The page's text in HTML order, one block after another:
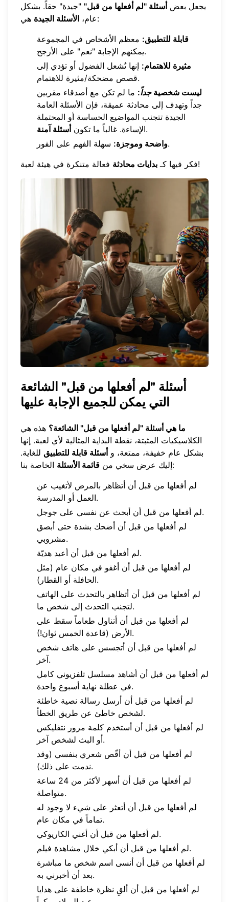
يجعل بعضأسئلة "لم أفعلها من قبل" "جيدة" حقاً. بشكل
عام، الأسئلة الجيدة
هي:
قابلة للتطبيق: معظم الأشخاص في المجموعة
يمكنهم الإجابة "نعم" على الأرجح.
مثيرة للاهتمام: إنها تُشعل الفضول أو تؤدي إلى
قصص مضحكة/مثيرة للاهتمام.
ليست شخصيةجداً: ما لم تكن مع أصدقاء مقربين
جداً وتهدف إلى محادثة عميقة، فإن الأسئلة العامة
الجيدة تتجنب المواضيع الحساسة أو المحتملة
الإساءة. غالباً ما تكونأسئلة آمنة
.
واضحة وموجزة:سهلة الفهم على الفور.
فكر فيها كـ بدايات محادثة فعالة متنكرة في هيئة لعبة!
أسئلة "لم أفعلها من قبل" الشائعة
التي يمكن للجميع الإجابة عليها
ما هي أسئلة "لم أفعلها من قبل" الشائعة؟ هذه هي
الكلاسيكيات المثبتة، نقطة البداية المثالية لأي لعبة. إنها
بشكل عام خفيفة، ممتعة، وأسئلة قابلة للتطبيق للغاية.
إليك عرض سخي من قائمة الأسئلة
الخاصة بنا:
لم أفعلها من قبل أن أتظاهر بالمرض لأتغيب عن
العمل أو المدرسة.
لم أفعلها من قبل أن أبحث عن نفسي على جوجل.
لم أفعلها من قبل أن أضحك بشدة حتى أبصق
مشروبي.
لم أفعلها من قبل أن أعيد هديّة.
لم أفعلها من قبل أن أغفو في مكان عام (مثل
الحافلة أو القطار).
لم أفعلها من قبل أن أتظاهر بالتحدث على الهاتف
لتجنب التحدث إلى شخص ما.
لم أفعلها من قبل أن أتناول طعاماً سقط على
الأرض (قاعدة الخمس ثوان!).
لم أفعلها من قبل أن أتجسس على هاتف شخص
آخر.
لم أفعلها من قبل أن أشاهد مسلسل تلفزيوني كامل
في عطلة نهاية أسبوع واحدة.
لم أفعلها من قبل أن أرسل رسالة نصية خاطئة
لشخص خاطئ عن طريق الخطأ.
لم أفعلها من قبل أن أستخدم كلمة مرور نتفليكس
أو البث لشخص آخر.
لم أفعلها من قبل أن أقّص شعري بنفسي (وقد
ندمت على ذلك).
لم أفعلها من قبل أن أسهر لأكثر من 24 ساعة
متواصلة.
لم أفعلها من قبل أن أتعثر على شيء لا وجود له
تماماً في مكان عام.
لم أفعلها من قبل أن أغني الكاريوكي.
لم أفعلها من قبل أن أبكي خلال مشاهدة فيلم.
لم أفعلها من قبل أن أنسى اسم شخص ما مباشرة
بعد أن أخبرني به.
لم أفعلها من قبل أن ألقِ نظرة خاطفة على هدايا